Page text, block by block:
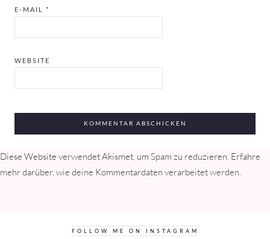
E-MAIL *
WEBSITE
Diese Website verwendet Akismet, um Spam zu reduzieren. Erfahre
mehr darüber, wie deine Kommentardaten verarbeitet werden
FOLLOW ME ON INSTAGRAM